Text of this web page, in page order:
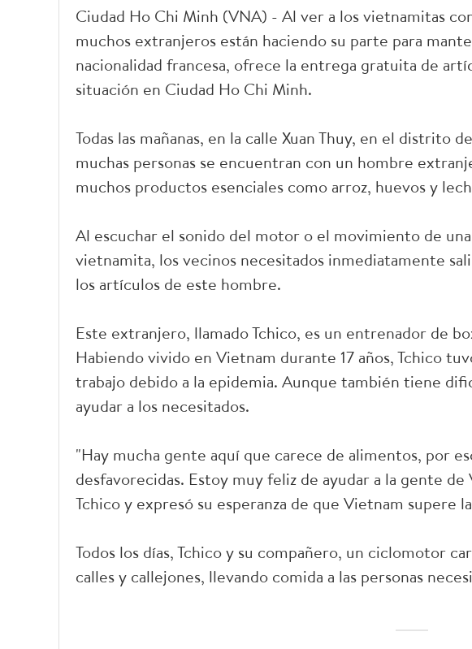
Ciudad Ho Chi Minh (VNA) - Al ver a los vietnamitas
muchos extranjeros están haciendo su parte para
nacionalidad francesa, ofrece la entrega gratuita de
situación en Ciudad Ho Chi Minh.
Todas las mañanas, en la calle Xuan Thuy, en el distrito
muchas personas se encuentran con un hombre
muchos productos esenciales como arroz, huevos y
Al escuchar el sonido del motor o el movimiento de una
vietnamita, los vecinos necesitados inmediatamente
los artículos de este hombre.
Este extranjero, llamado Tchico, es un entrenador de
Habiendo vivido en Vietnam durante 17 años, Tchico
trabajo debido a la epidemia. Aunque también tiene
ayudar a los necesitados.
"Hay mucha gente aquí que carece de alimentos, por
desfavorecidas. Estoy muy feliz de ayudar a la gente
Tchico y expresó su esperanza de que Vietnam supere
Todos los días, Tchico y su compañero, un ciclomotor
calles y callejones, llevando comida a las personas